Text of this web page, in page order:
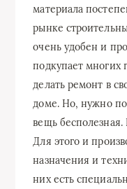
материала
рынке
очень удобен и
подкупает многих
делать ремонт в
доме. Но, нужно
вещь
Для этого и
назначения и
них есть